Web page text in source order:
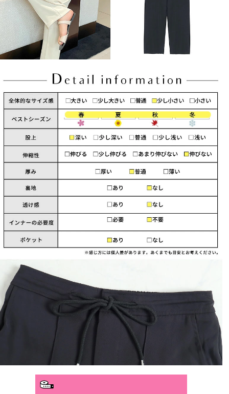
分かりやすいサイズガイド>>